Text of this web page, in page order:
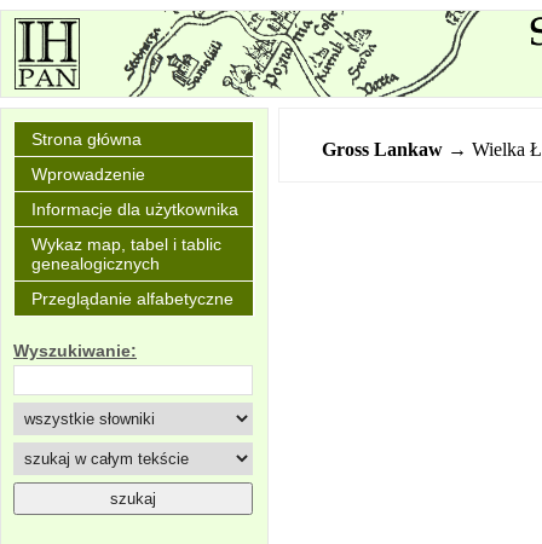
Strona główna
Wprowadzenie
Informacje dla użytkownika
Wykaz map, tabel i tablic
genealogicznych
Przeglądanie alfabetyczne
Wyszukiwanie:
Gross Lankaw → Wielka